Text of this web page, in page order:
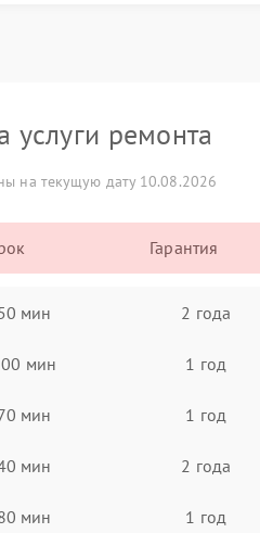
услуги ремонта
на текущую дату 10.08.2026
Гарантия
50 мин 2 года
мин 1 год
мин 1 год
мин 2 года
мин 1 год